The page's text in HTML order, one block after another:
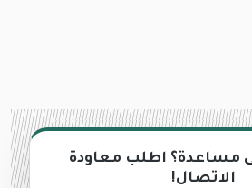
مساعدة؟ اطلب معاودة
الاتصال!